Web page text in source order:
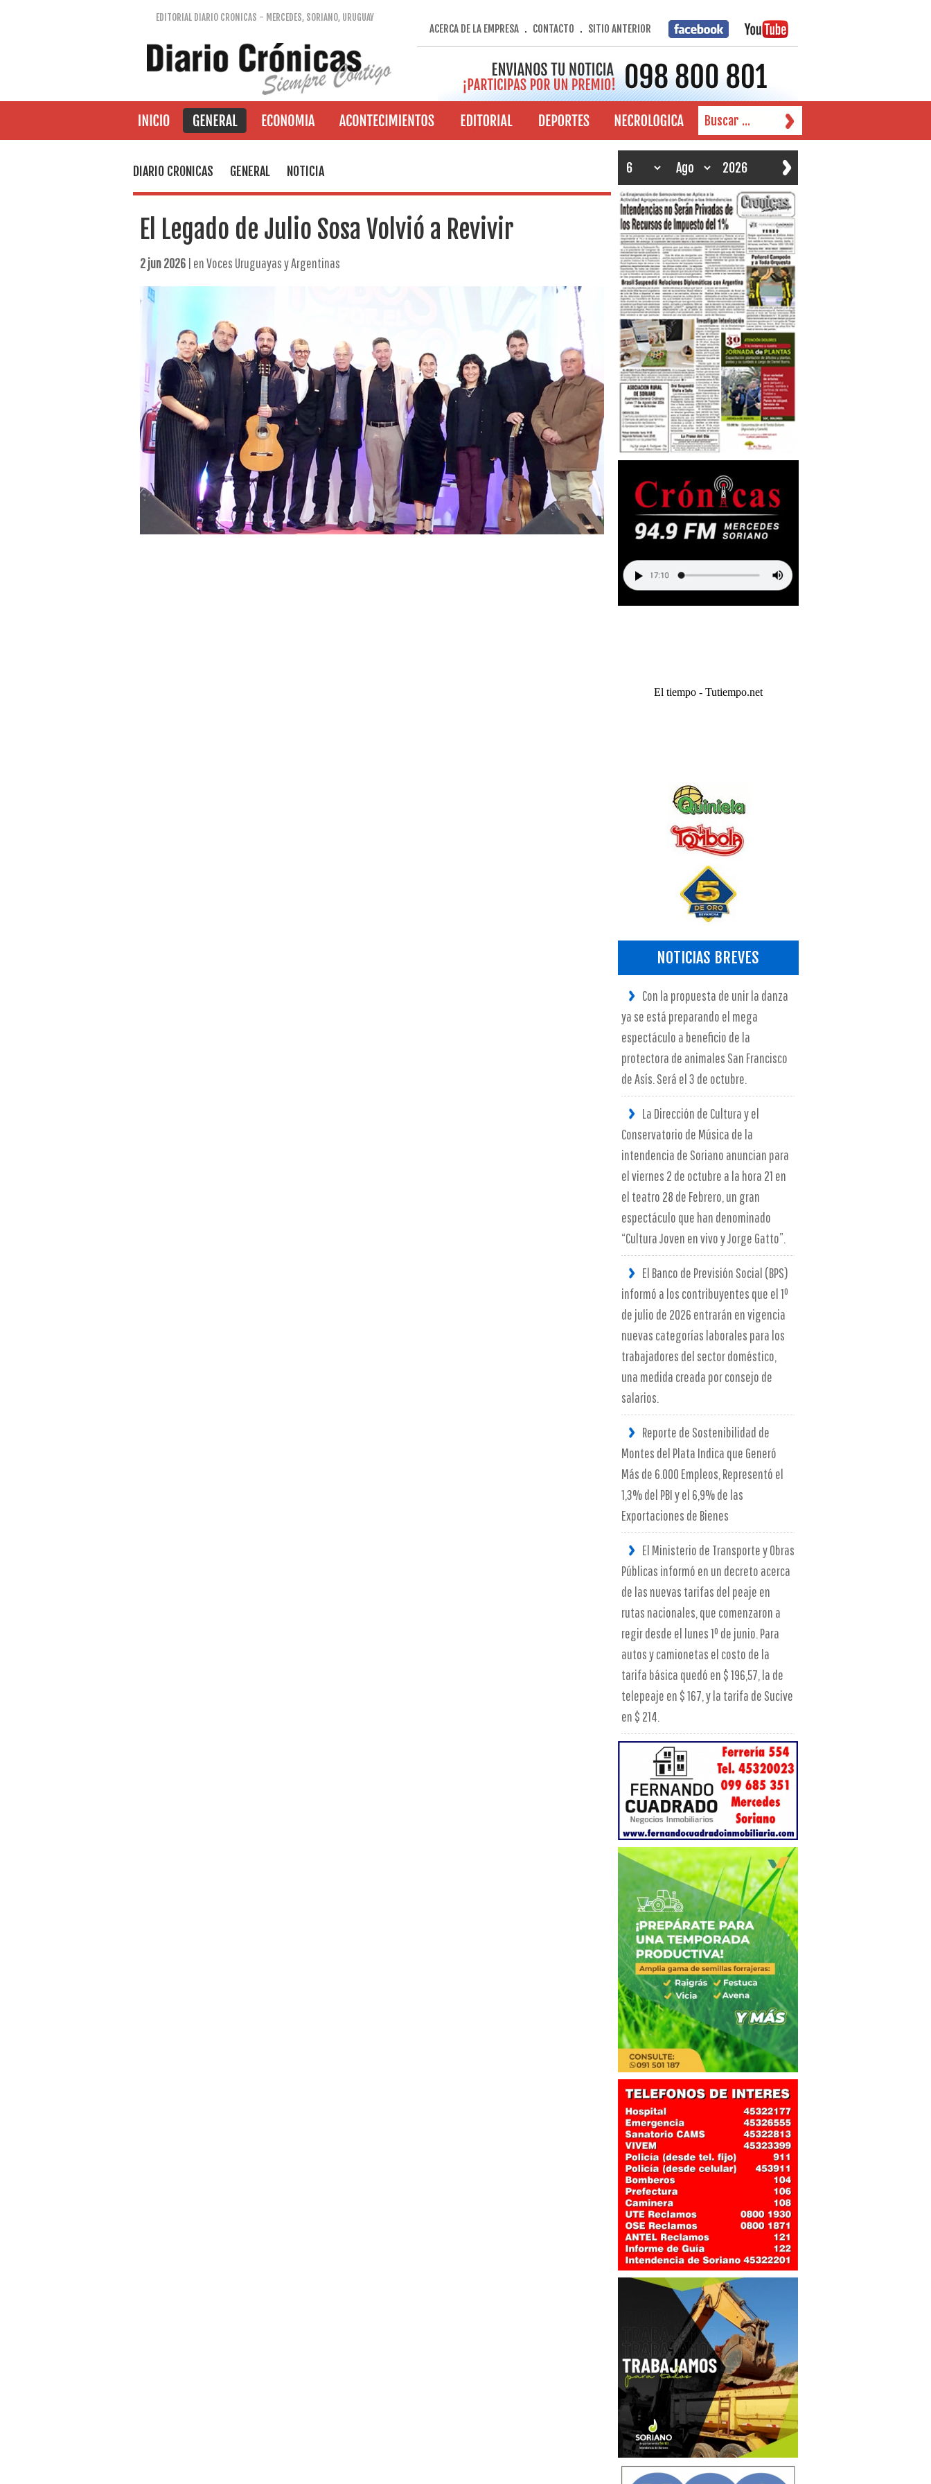
EDITORIAL DIARIO CRONICAS - MERCEDES, SORIANO, URUGUAY
ACERCA DE LA EMPRESA. CONTACTO . SITIO ANTERIOR
DIARIO CRONICAS GENERAL NOTICIA
El Legado de Julio Sosa Volvió a Revivir
2 jun 2026| en Voces Uruguayas y Argentinas
El tiempo - Tutiempo.net
NOTICIAS BREVES
Con la propuesta de unir la danza
ya se está preparando el mega
espectáculo a beneficio de la
protectora de animales San Francisco
de Asís. Será el 3 de octubre.
La Dirección de Cultura y el
Conservatorio de Música de la
intendencia de Soriano anuncian para
el viernes 2 de octubre a la hora 21 en
el teatro 28 de Febrero, un gran
espectáculo que han denominado
“Cultura Joven en vivo y Jorge Gatto”.
El Banco de Previsión Social (BPS)
informó a los contribuyentes que el 1º
de julio de 2026 entrarán en vigencia
nuevas categorías laborales para los
trabajadores del sector doméstico,
una medida creada por consejo de
salarios.
Reporte de Sostenibilidad de
Montes del Plata Indica que Generó
Más de 6.000 Empleos, Representó el
1,3% del PBI y el 6,9% de las
Exportaciones de Bienes
El Ministerio de Transporte y Obras
Públicas informó en un decreto acerca
de las nuevas tarifas del peaje en
rutas nacionales, que comenzaron a
regir desde el lunes 1º de junio. Para
autos y camionetas el costo de la
tarifa básica quedó en $ 196,57, la de
telepeaje en $ 167, y la tarifa de Sucive
en $ 214.